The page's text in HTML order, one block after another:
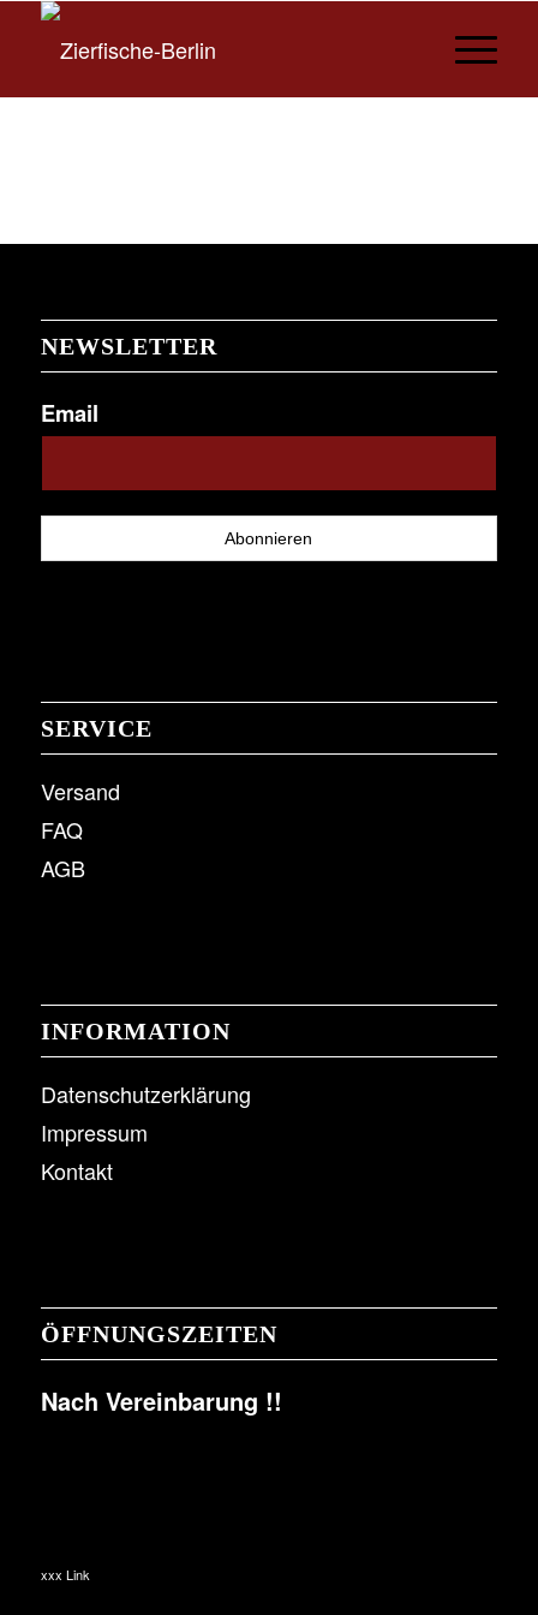
NEWSLETTER
Email
SERVICE
Versand
FAQ
AGB
INFORMATION
Datenschutzerklärung
Impressum
Kontakt
ÖFFNUNGSZEITEN
Nach Vereinbarung !!
xxx Link